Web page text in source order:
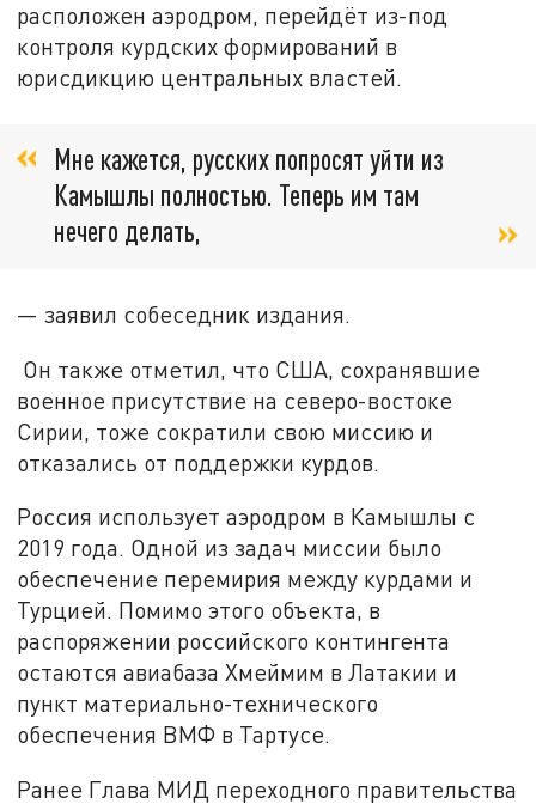
расположен аэродром, перейдёт из-под
контроля курдских формирований в
юрисдикцию центральных властей.
Мне кажется, русских попросят уйти из
Камышлы полностью. Теперь им там
нечего делать,
— заявил собеседник издания.
Он также отметил, что США, сохранявшие
военное присутствие на северо-востоке
Сирии, тоже сократили свою миссию и
отказались от поддержки курдов.
Россия использует аэродром в Камышлы с
2019 года. Одной из задач миссии было
обеспечение перемирия между курдами и
Турцией. Помимо этого объекта, в
распоряжении российского контингента
остаются авиабаза Хмеймим в Латакии и
пункт материально-технического
обеспечения ВМФ в Тартусе.
Ранее Глава МИД переходного правительства